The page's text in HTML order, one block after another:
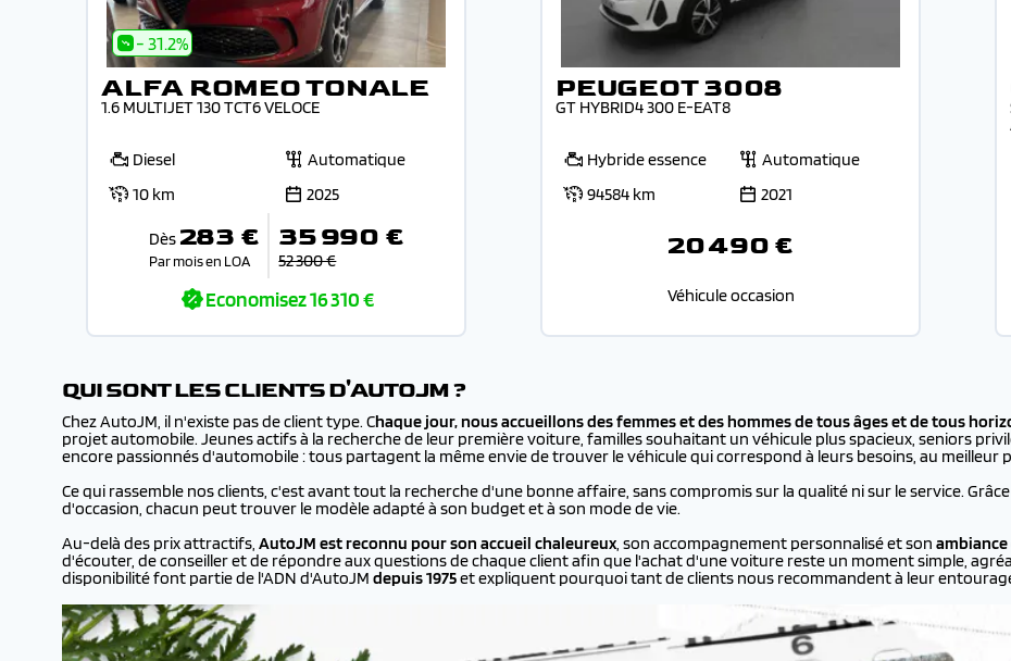
- 31.2%
ALFA ROMEO TONALE
1.6 MULTIJET 130 TCT6 VELOCE
Diesel
Automatique
10 km
2025
Dès 283 €
Par mois en LOA
35 990 €
52 300 €
Economisez16 310 €
PEUGEOT 3008
GT HYBRID4 300 E-EAT8
Hybride essence
Automatique
94584 km
2021
20 490 €
Véhicule occasion
QUI SONT LES CLIENTS D'AUTOJM ?
Chez AutoJM, il n'existe pas de client type. Chaque jour, nous accueillons des femmes et des hommes de tous âges et de tous
projet automobile. Jeunes actifs à la recherche de leur première voiture, familles souhaitant un véhicule plus spacieux, seniors
encore passionnés d'automobile : tous partagent la même envie de trouver le véhicule qui correspond à leurs besoins, au meilleur
Ce qui rassemble nos clients, c'est avant tout la recherche d'une bonne affaire, sans compromis sur la qualité ni sur le service.
d'occasion, chacun peut trouver le modèle adapté à son budget et à son mode de vie.
Au-delà des prix attractifs, AutoJM est reconnu pour son accueil chaleureux, son accompagnement personnalisé et son
d'écouter, de conseiller et de répondre aux questions de chaque client afin que l'achat d'une voiture reste un moment simple,
disponibilité font partie de l'ADN d'AutoJM depuis 1975et expliquent pourquoi tant de clients nous recommandent à leur